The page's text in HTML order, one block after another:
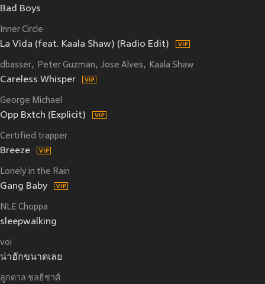
Bad Boys
Inner Circle
La Vida (feat. Kaala Shaw) (Radio Edit)
dbasser Peter Guzman Jose Alves Kaala Shaw
Careless Whisper
George Michael
Opp Bxtch (Explicit)
Certified trapper
Breeze
Lonely in the Rain
Gang Baby
NLE Choppa
sleepwalking
voi
น่าฮักขนาดเลย
ลูกตาล ชลธิชาศ์